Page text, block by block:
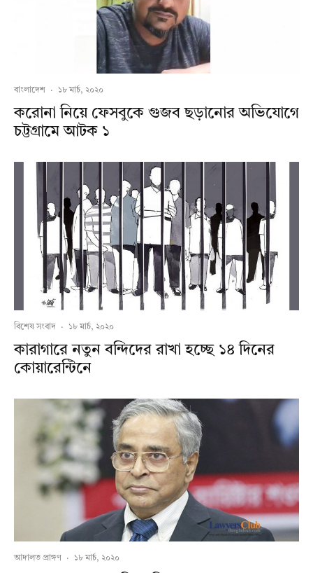
বাংলাদেশ · ১৮ মার্চ, ২০২০
করোনা নিয়ে ফেসবুকে গুজব ছড়ানোর অভিযোগে
চট্টগ্রামে আটক ১
বিশেষ সংবাদ · ১৮ মার্চ, ২০২০
কারাগারে নতুন বন্দিদের রাখা হচ্ছে ১৪ দিনের
কোয়ারেন্টিনে
আদালত প্রাঙ্গণ · ১৮ মার্চ, ২০২০